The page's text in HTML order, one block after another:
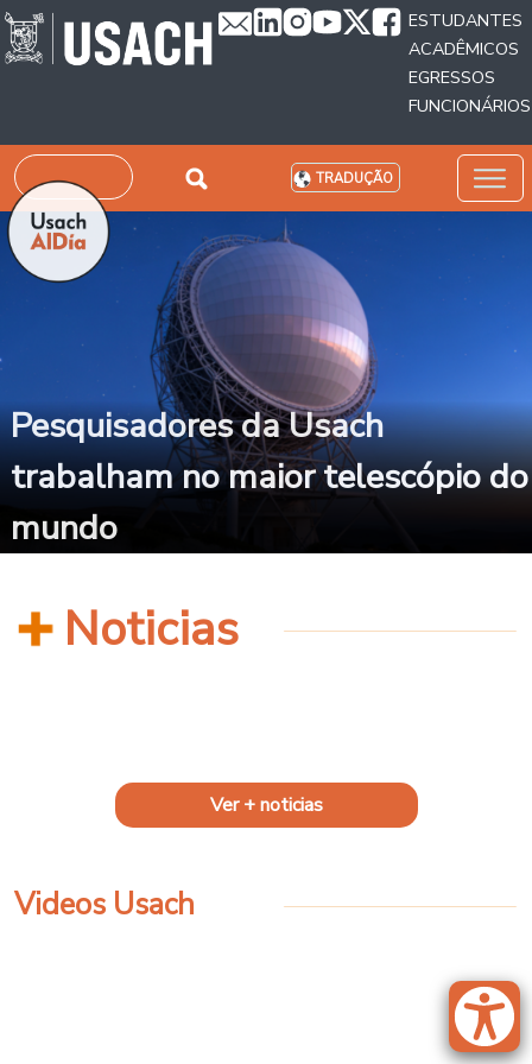
Passar para o conteúdo principal
ESTUDANTES
ACADÊMICOS
EGRESSOS
FUNCIONÁRIOS
Pesquisar TRADUÇÃO
Pesquisadores da Usach
trabalham no maior telescópio do
mundo
Noticias
Ver + noticias
Videos Usach